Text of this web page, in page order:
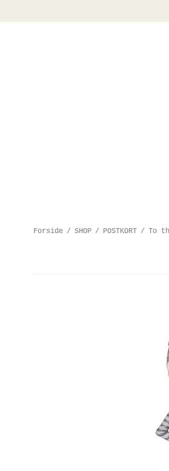
Forside / SHOP / POSTKORT / To